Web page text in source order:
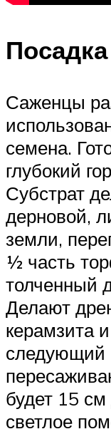
Саженцы
семена.
глубокий
Субстрат
дерновой,
земли,
½ часть
толченный
Делают
керамзита
следующий
будет 15
светлое